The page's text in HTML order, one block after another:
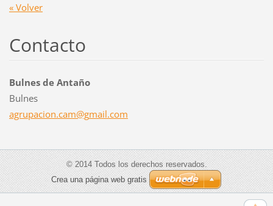
« Volver
Contacto
Bulnes de Antaño
Bulnes
agrupacion.cam@gmail.com
© 2014 Todos los derechos reservados.
Crea una página web gratis